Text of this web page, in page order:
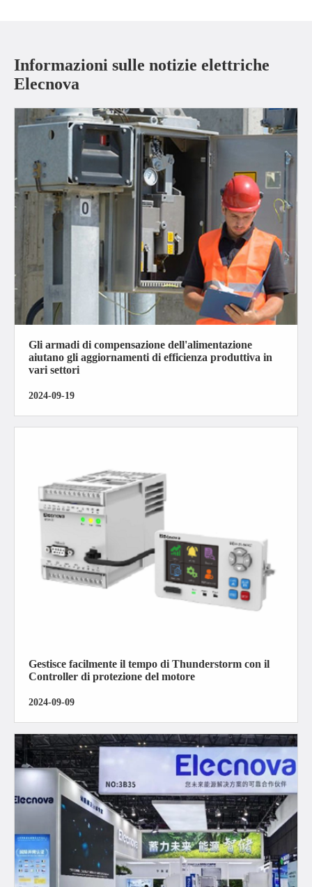
Informazioni sulle notizie elettriche
Elecnova
Gli armadi di compensazione dell'alimentazione
aiutano gli aggiornamenti di efficienza produttiva in
vari settori
2024-09-19
Gestisce facilmente il tempo di Thunderstorm con il
Controller di protezione del motore
2024-09-09